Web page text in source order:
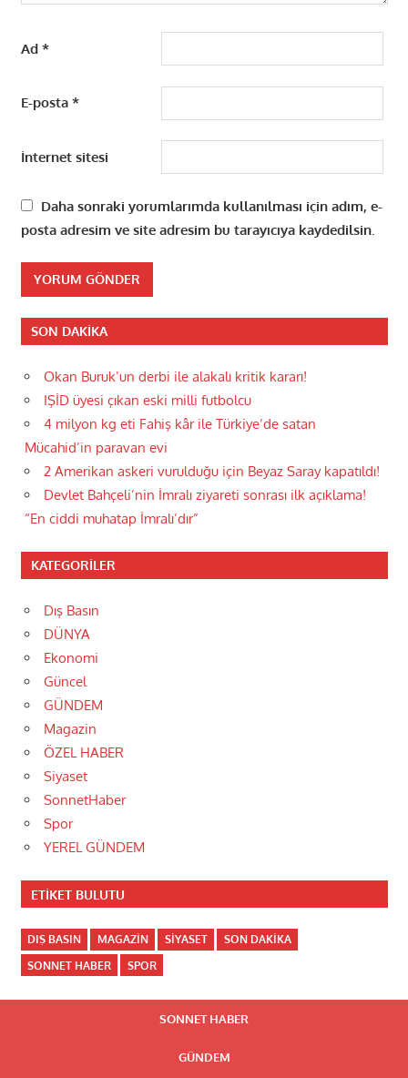
Ad *
E-posta *
İnternet sitesi
Daha sonraki yorumlarımda kullanılması için adım, e-
posta adresim ve site adresim bu tarayıcıya kaydedilsin.
SON DAKIKA
Okan Buruk’un derbi ile alakalı kritik kararı!
IŞİD üyesi çıkan eski milli futbolcu
4 milyon kg eti Fahiş kâr ile Türkiye’de satan
Mücahid’in paravan evi
2 Amerikan askeri vurulduğu için Beyaz Saray kapatıldı!
Devlet Bahçeli’nin İmralı ziyareti sonrası ilk açıklama!
“En ciddi muhatap İmralı’dır”
KATEGORILER
Dış Basın
DÜNYA
Ekonomi
Güncel
GÜNDEM
Magazin
ÖZEL HABER
Siyaset
SonnetHaber
Spor
YEREL GÜNDEM
ETIKET BULUTU
DIŞ BASIN MAGAZIN SIYASET
SON DAKIKA
SONNET HABER
SPOR
SONNET HABER
GÜNDEM